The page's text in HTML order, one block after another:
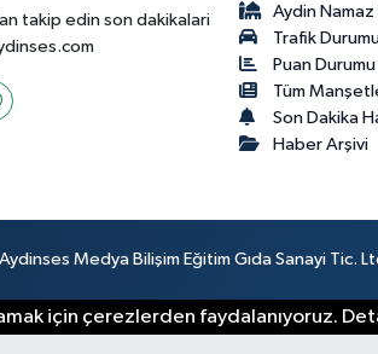
takip edin son dakikalari
Aydin
Trafik
Puan
Tüm
Son Dakika
Haber Arşivi
Medya Bilişim Eğitim Gıda Sanayi Tic.
için çerezlerden faydalanıyoruz.